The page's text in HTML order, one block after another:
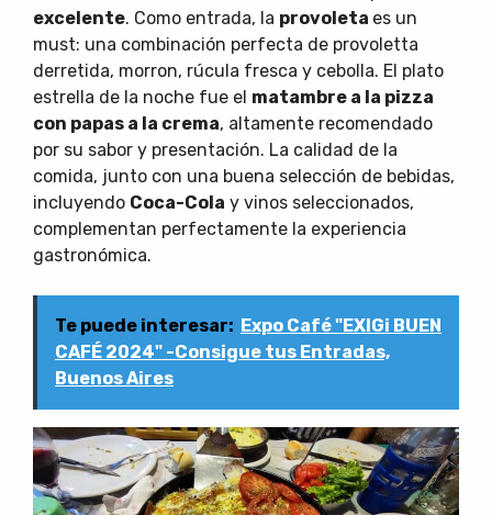
excelente. Como entrada, la provoleta es un
must: una combinación perfecta de provoletta
derretida, morron, rúcula fresca y cebolla. El plato
estrella de la noche fue el matambre a la pizza
con papas a la crema, altamente recomendado
por su sabor y presentación. La calidad de la
comida, junto con una buena selección de bebidas,
incluyendo Coca-Cola y vinos seleccionados,
complementan perfectamente la experiencia
gastronómica.
Te puede interesar: Expo Café "EXIGi BUEN
CAFÉ 2024" -Consigue tus Entradas,
Buenos Aires